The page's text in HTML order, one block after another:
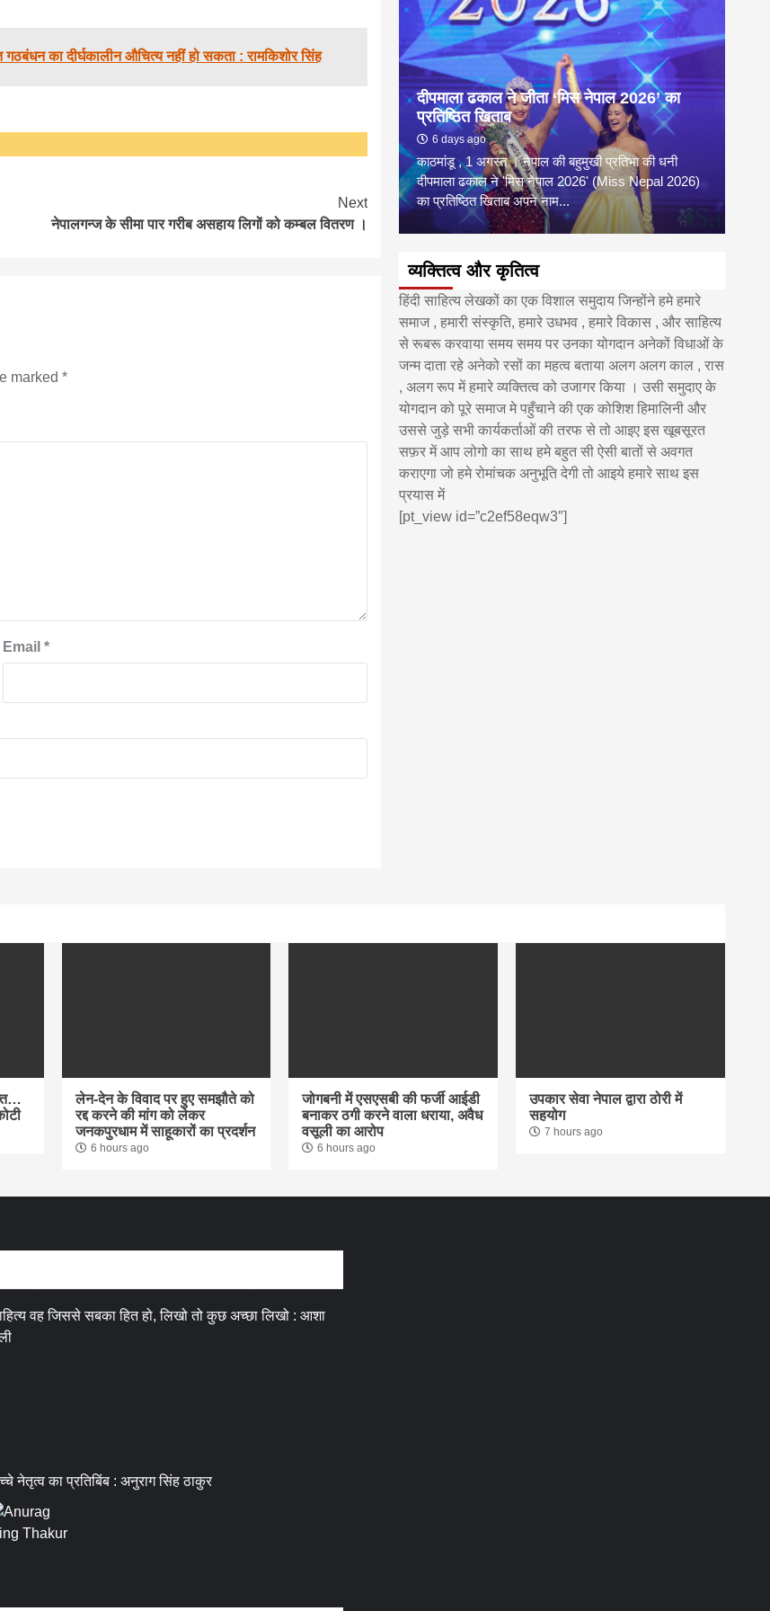
गठबंधन का दीर्घकालीन औचित्य नहीं हो सकता : रामकिशोर सिंह
Next
नेपालगन्ज के सीमा पार गरीब असहाय लिगों को कम्बल वितरण ।
marked*
Email*
जनकपुरधाम/मिश्री लाल मधुकर। सीताराम विवाह पंचमी
दीपमाला ढकाल ने जीता ‘मिस नेपाल 2026’ का
प्रतिष्ठित खिताब
6 days ago
काठमांडू , 1 अगस्त । नेपाल की बहुमुखी प्रतिभा की धनी
दीपमाला ढकाल ने 'मिस नेपाल 2026' (Miss Nepal 2026)
का प्रतिष्ठित खिताब अपने नाम...
व्यक्तित्व और कृतित्व
हिंदी साहित्य लेखकों का एक विशाल समुदाय जिन्होंने हमे हमारे
समाज , हमारी संस्कृति, हमारे उधभव , हमारे विकास , और साहित्य
से रूबरू करवाया समय समय पर उनका योगदान अनेकों विधाओं के
जन्म दाता रहे अनेको रसों का महत्व बताया अलग अलग काल , रास
, अलग रूप में हमारे व्यक्तित्व को उजागर किया । उसी समुदाए के
योगदान को पूरे समाज मे पहुँचाने की एक कोशिश हिमालिनी और
उससे जुड़े सभी कार्यकर्ताओं की तरफ से तो आइए इस खूबसूरत
सफ़र में आप लोगो का साथ हमे बहुत सी ऐसी बातों से अवगत
कराएगा जो हमे रोमांचक अनुभूति देगी तो आइये हमारे साथ इस
प्रयास में
[pt_view id=”c2ef58eqw3″]
लेन-देन के विवाद पर हुए समझौते को
रद्द करने की मांग को लेकर
जनकपुरधाम में साहूकारों का प्रदर्शन
6 hours ago
जोगबनी में एसएसबी की फर्जी आईडी
बनाकर ठगी करने वाला धराया, अवैध
वसूली का आरोप
6 hours ago
उपकार सेवा नेपाल द्वारा ठोरी में
सहयोग
7 hours ago
वह जिससे सबका हित हो, लिखो तो कुछ अच्छा लिखो : आशा
नेतृत्व का प्रतिबिंब : अनुराग सिंह ठाकुर